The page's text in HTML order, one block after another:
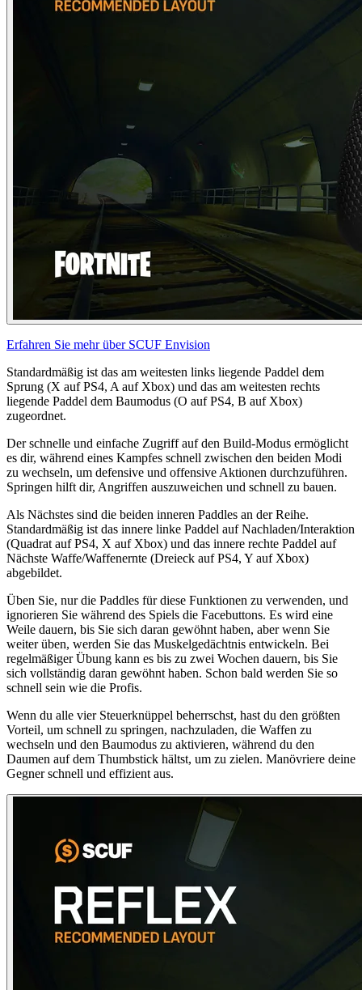
Erfahren Sie mehr über SCUF Envision
Standardmäßig ist das am weitesten links liegende Paddel dem
Sprung (X auf PS4, A auf Xbox) und das am weitesten rechts
liegende Paddel dem Baumodus (O auf PS4, B auf Xbox)
zugeordnet.
Der schnelle und einfache Zugriff auf den Build-Modus ermöglicht
es dir, während eines Kampfes schnell zwischen den beiden Modi
zu wechseln, um defensive und offensive Aktionen durchzuführen.
Springen hilft dir, Angriffen auszuweichen und schnell zu bauen.
Als Nächstes sind die beiden inneren Paddles an der Reihe.
Standardmäßig ist das innere linke Paddel auf Nachladen/Interaktion
(Quadrat auf PS4, X auf Xbox) und das innere rechte Paddel auf
Nächste Waffe/Waffenernte (Dreieck auf PS4, Y auf Xbox)
abgebildet.
Üben Sie, nur die Paddles für diese Funktionen zu verwenden, und
ignorieren Sie während des Spiels die Facebuttons. Es wird eine
Weile dauern, bis Sie sich daran gewöhnt haben, aber wenn Sie
weiter üben, werden Sie das Muskelgedächtnis entwickeln. Bei
regelmäßiger Übung kann es bis zu zwei Wochen dauern, bis Sie
sich vollständig daran gewöhnt haben. Schon bald werden Sie so
schnell sein wie die Profis.
Wenn du alle vier Steuerknüppel beherrschst, hast du den größten
Vorteil, um schnell zu springen, nachzuladen, die Waffen zu
wechseln und den Baumodus zu aktivieren, während du den
Daumen auf dem Thumbstick hältst, um zu zielen. Manövriere deine
Gegner schnell und effizient aus.